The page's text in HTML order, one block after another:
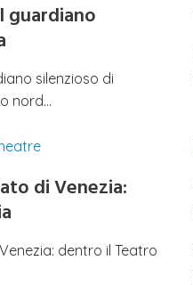
guardiano
silenzioso di
nord…
di Venezia:
dentro il Teatro